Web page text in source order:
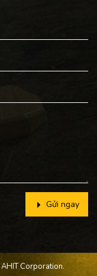
Gửi ngay
AHIT Corporation.